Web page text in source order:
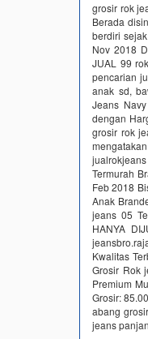
grosir rok
Berada
berdiri
Nov 2018
JUAL 99
pencarian
anak sd,
Jeans
dengan
grosir rok
Termurah
Feb 2018
Anak
jeans 05
HANYA
Kwalitas
Grosir Rok
Premium
Grosir:
abang
jeans